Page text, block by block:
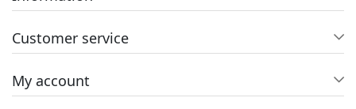
Customer service
My account